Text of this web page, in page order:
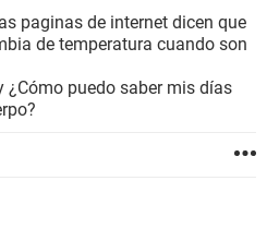
paginas de internet dicen que
de temperatura cuando son
¿Cómo puedo saber mis días